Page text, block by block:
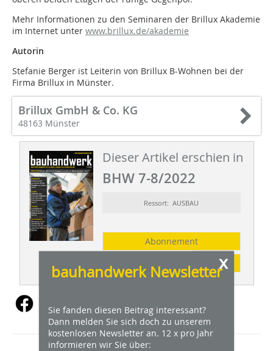
Mehr Informationen zu den Seminaren der Brillux Akademie
im Internet unter www.brillux.de/akademie
Autorin
Stefanie Berger ist Leiterin von Brillux B-Wohnen bei der
Firma Brillux in Münster.
Brillux GmbH & Co. KG
48163 Münster
Dieser Artikel erschien in
BHW 7-8/2022
Ressort: AUSBAU
Abonnement
Inhaltsverzeichnis
x
bauhandwerk Newsletter
Sie fanden diesen Beitrag interessant?
Dann melden Sie sich doch zu unserem
kostenlosen Newsletter an. 12 x pro Jahr
informieren wir Sie über: